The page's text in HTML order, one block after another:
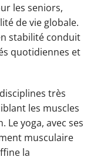
les seniors,
de vie globale.
stabilité conduit
quotidiennes et
très
les muscles
yoga, avec ses
musculaire
la